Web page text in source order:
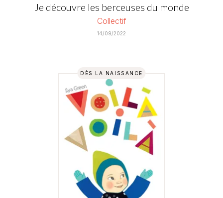
Je découvre les berceuses du monde
Collectif
14/09/2022
DÈS LA NAISSANCE